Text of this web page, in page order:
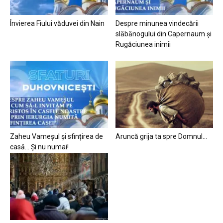
Învierea Fiului văduvei din Nain
Despre minunea vindecării
slăbănogului din Capernaum și
Rugăciunea inimii
Zaheu Vameșul și sfințirea de
casă… Și nu numai!
Aruncă grija ta spre Domnul…